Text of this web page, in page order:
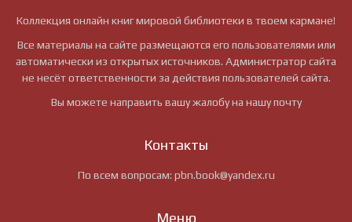
Коллекция онлайн книг мировой библиотеки в твоем кармане!
Все материалы на сайте размещаются его пользователями или
автоматически из открытых источников. Администратор сайта
не несёт ответственности за действия пользователей сайта.
Вы можете направить вашу жалобу на нашу почту
Контакты
По всем вопросам: pbn.book@yandex.ru
Меню